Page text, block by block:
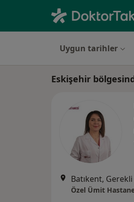
Uygun tarihler
Eskişehir
Batıkent,
Özel Ümit